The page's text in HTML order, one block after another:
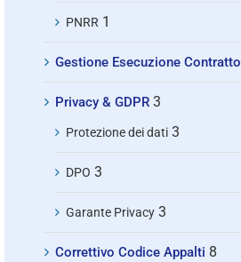
PNRR 1
Gestione Esecuzione Contratto
Privacy & GDPR 3
Protezione dei dati 3
DPO 3
Garante Privacy 3
Correttivo Codice Appalti 8